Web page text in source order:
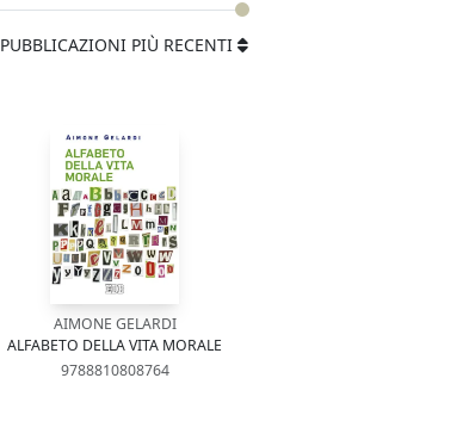
PUBBLICAZIONI PIÙ RECENTI
AIMONE GELARDI
ALFABETO DELLA VITA MORALE
9788810808764